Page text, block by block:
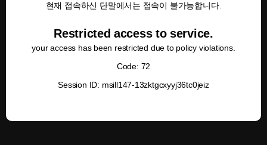
현재 접속하신 단말에서는 접속이 불가능합니다.
Restricted access to service.
your access has been restricted due to policy violations.
Code: 72
Session ID: msill147-13zktgcxyyj36tc0jeiz